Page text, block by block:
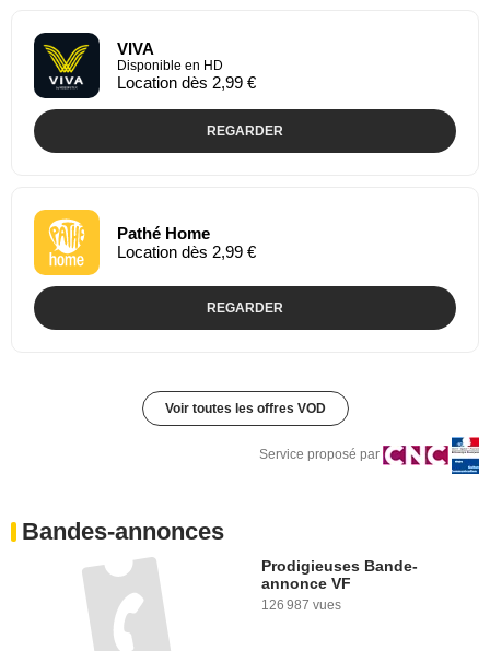
VIVA
Disponible en HD
Location dès 2,99 €
REGARDER
Pathé Home
Location dès 2,99 €
REGARDER
Voir toutes les offres VOD
Service proposé par
Bandes-annonces
Prodigieuses Bande-
annonce VF
126 987 vues